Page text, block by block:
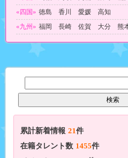
«四国» 徳島 香川 愛媛 高知
«九州» 福岡 長崎 佐賀 大分 熊
累計新着情報 21件
在籍タレント数 1455件